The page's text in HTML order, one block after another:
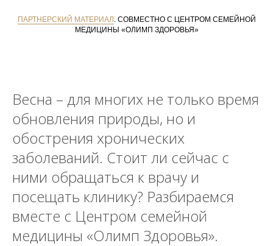
ПАРТНЕРСКИЙ МАТЕРИАЛ . СОВМЕСТНО С ЦЕНТРОМ СЕМЕЙНОЙ
МЕДИЦИНЫ «ОЛИМП ЗДОРОВЬЯ»
Весна – для многих не только время
обновления природы, но и
обострения хронических
заболеваний. Стоит ли сейчас с
ними обращаться к врачу и
посещать клинику? Разбираемся
вместе с Центром семейной
медицины «Олимп Здоровья».